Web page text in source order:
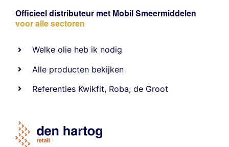
Officieel distributeur met Mobil Smeermiddelen
voor alle sectoren
Welke olie heb ik nodig
Alle producten bekijken
Referenties Kwikfit, Roba,de Groot